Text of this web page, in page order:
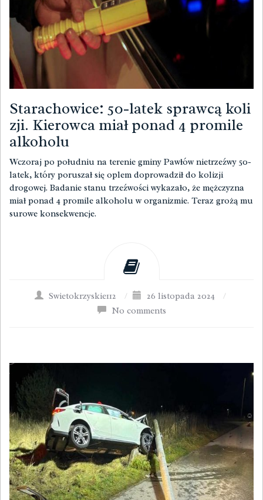
Starachowice: 50-latek sprawcą koli
zji. Kierowca miał ponad 4 promile
alkoholu
Wczoraj po południu na terenie gminy Pawłów nietrzeźwy 50-
latek, który poruszał się oplem doprowadził do kolizji
drogowej. Badanie stanu trzeźwości wykazało, że mężczyzna
miał ponad 4 promile alkoholu w organizmie. Teraz grożą mu
surowe konsekwencje.
Swietokrzyskie112 / 26 listopada 2024
/
No comments